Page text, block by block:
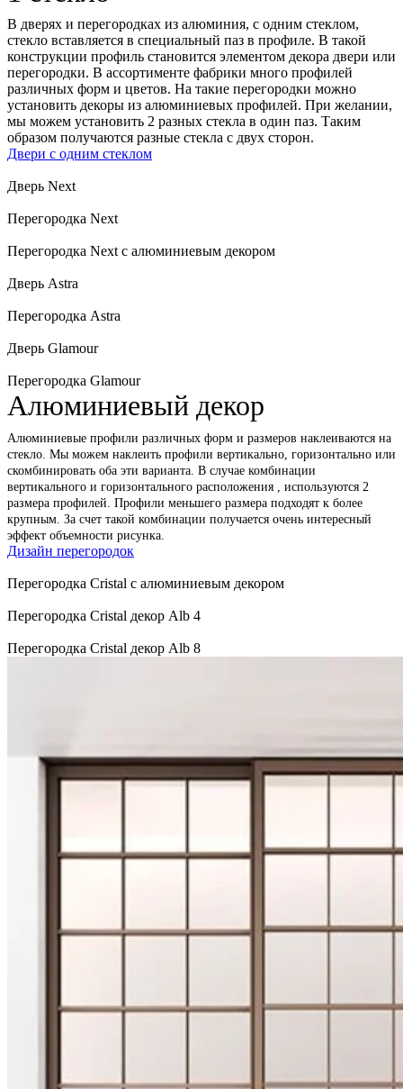
В дверях и перегородках из алюминия, с одним стеклом,
стекло вставляется в специальный паз в профиле. В такой
конструкции профиль становится элементом декора двери или
перегородки. В ассортименте фабрики много профилей
различных форм и цветов. На такие перегородки можно
установить декоры из алюминиевых профилей. При желании,
мы можем установить 2 разных стекла в один паз. Таким
образом получаются разные стекла с двух сторон.
Двери с одним стеклом
Дверь Next
Перегородка Next
Перегородка Next с алюминиевым декором
Дверь Astra
Перегородка Astra
Дверь Glamour
Перегородка Glamour
Алюминиевый декор
Алюминиевые профили различных форм и размеров наклеиваются на
стекло. Мы можем наклеить профили вертикально, горизонтально или
скомбинировать оба эти варианта. В случае комбинации
вертикального и горизонтального расположения , используются 2
размера профилей. Профили меньшего размера подходят к более
крупным. За счет такой комбинации получается очень интересный
эффект объемности рисунка.
Дизайн перегородок
Перегородка Cristal с алюминиевым декором
Перегородка Cristal декор Alb 4
Перегородка Cristal декор Alb 8